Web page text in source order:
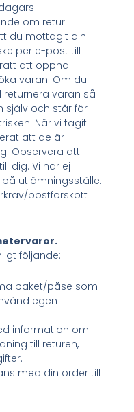
om retur
du mottagit din
per e-post till
rätt att öppna
varan. Om du
varan så
själv och står för
När vi tagit
att de är i
Observera att
dig. Vi har ej
utlämningsställe.
postförskott
följande:
paket/påse som
egen
information om
till returen,
med din order till